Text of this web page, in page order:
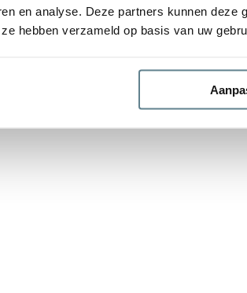
en analyse. Deze partners kunnen
hebben verzameld op basis van uw
Natural Concrete en Antique